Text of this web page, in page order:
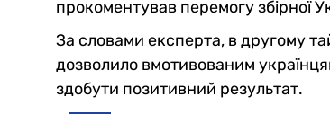
прокоментував перемогу збірної
За словами експерта, в другому
дозволило вмотивованим
здобути позитивний результат.